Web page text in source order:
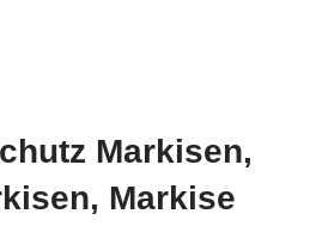
Markisen,
Markise